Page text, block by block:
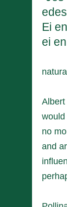
Ei
ei
no
and